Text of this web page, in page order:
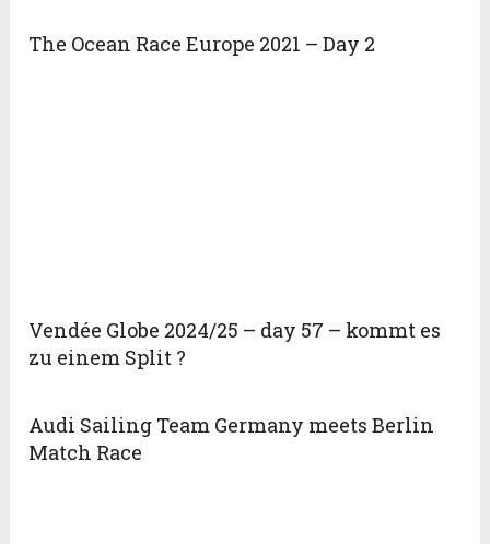
The Ocean Race Europe 2021 – Day 2
Vendée Globe 2024/25 – day 57 – kommt es
zu einem Split ?
Audi Sailing Team Germany meets Berlin
Match Race